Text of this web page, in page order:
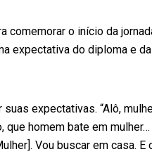
comemorar o início da
expectativa do diploma e
expectativas. “Alô,
homem bate em
Vou buscar em casa. E